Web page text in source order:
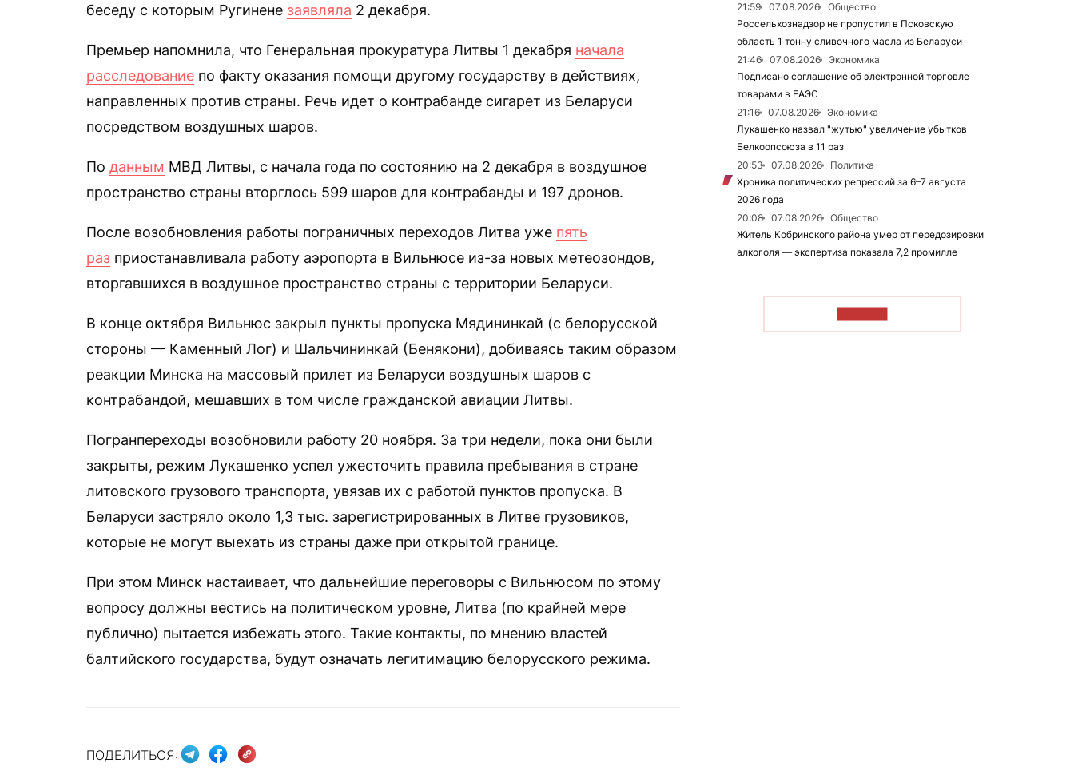
беседу с которым Ругинене заявляла 2 декабря.
Премьер напомнила, что Генеральная прокуратура Литвы 1 декабря начала
расследование по факту оказания помощи другому государству в действиях,
направленных против страны. Речь идет о контрабанде сигарет из Беларуси
посредством воздушных шаров.
По данным МВД Литвы, с начала года по состоянию на 2 декабря в воздушное
пространство страны вторглось 599 шаров для контрабанды и 197 дронов.
После возобновления работы пограничных переходов Литва уже пять
раз приостанавливала работу аэропорта в Вильнюсе из-за новых метеозондов,
вторгавшихся в воздушное пространство страны с территории Беларуси.
В конце октября Вильнюс закрыл пункты пропуска Мядининкай (с белорусской
стороны — Каменный Лог) и Шальчининкай (Бенякони), добиваясь таким образом
реакции Минска на массовый прилет из Беларуси воздушных шаров с
контрабандой, мешавших в том числе гражданской авиации Литвы.
Погранпереходы возобновили работу 20 ноября. За три недели, пока они были
закрыты, режим Лукашенко успел ужесточить правила пребывания в стране
литовского грузового транспорта, увязав их с работой пунктов пропуска. В
Беларуси застряло около 1,3 тыс. зарегистрированных в Литве грузовиков,
которые не могут выехать из страны даже при открытой границе.
При этом Минск настаивает, что дальнейшие переговоры с Вильнюсом по этому
вопросу должны вестись на политическом уровне, Литва (по крайней мере
публично) пытается избежать этого. Такие контакты, по мнению властей
балтийского государства, будут означать легитимацию белорусского режима.
ПОДЕЛИТЬСЯ:
21:59
07.08.2026
Общество
Россельхознадзор не пропустил в Псковскую
область 1 тонну сливочного масла из Беларуси
21:46
07.08.2026
Экономика
Подписано соглашение об электронной торговле
товарами в ЕАЭС
21:16
07.08.2026
Экономика
Лукашенко назвал "жутью" увеличение убытков
Белкоопсоюза в 11 раз
20:53
07.08.2026
Политика
Хроника политических репрессий за 6–7 августа
2026 года
20:08
07.08.2026
Общество
Житель Кобринского района умер от передозировки
алкоголя — экспертиза показала 7,2 промилле